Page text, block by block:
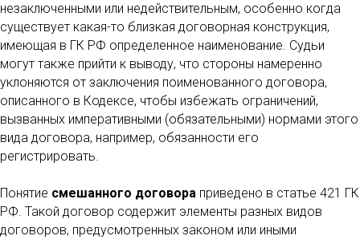
незаключенными или недействительным, особенно когда
существует какая-то близкая договорная конструкция,
имеющая в ГК РФ определенное наименование. Судьи
могут также прийти к выводу, что стороны намеренно
уклоняются от заключения поименованного договора,
описанного в Кодексе, чтобы избежать ограничений,
вызванных императивными (обязательными) нормами этого
вида договора, например, обязанности его
регистрировать.
Понятие смешанного договора приведено в статье 421 ГК
РФ. Такой договор содержит элементы разных видов
договоров, предусмотренных законом или иными